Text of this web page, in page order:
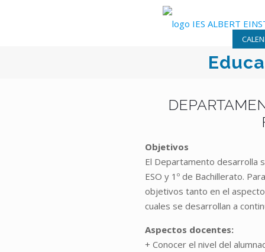
Objetivos
El Departamento desarrolla
ESO y 1º de Bachillerato.
objetivos tanto en el
cuales se desarrollan a
Aspectos docentes:
+ Conocer el nivel del